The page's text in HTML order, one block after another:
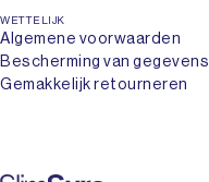
WETTELIJK
Algemene voorwaarden
Bescherming van gegevens
Gemakkelijk retourneren